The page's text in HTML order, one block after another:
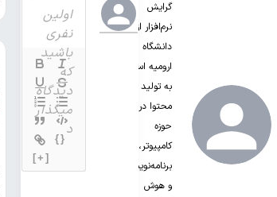
گرایش
نرم‌افزار از
دانشگاه
ارومیه است.
به تولید
محتوا در
حوزه
کامپیوتر،
برنامه‌نویسی
و هوش
{}
[+]